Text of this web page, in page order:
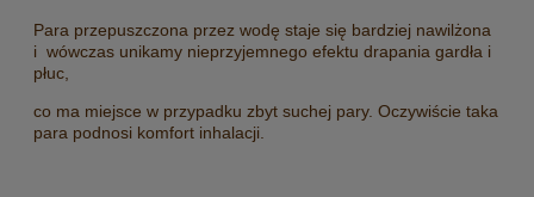
Para przepuszczona przez wodę staje się bardziej nawilżona
i wówczas unikamy nieprzyjemnego efektu drapania gardła i
płuc,
co ma miejsce w przypadku zbyt suchej pary. Oczywiście taka
para podnosi komfort inhalacji.